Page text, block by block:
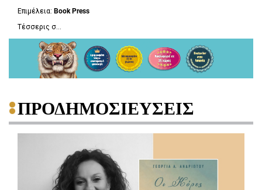
Επιμέλεια: Book Press
Τέσσερις σ...
ΠΡΟΔΗΜΟΣΙΕΥΣΕΙΣ